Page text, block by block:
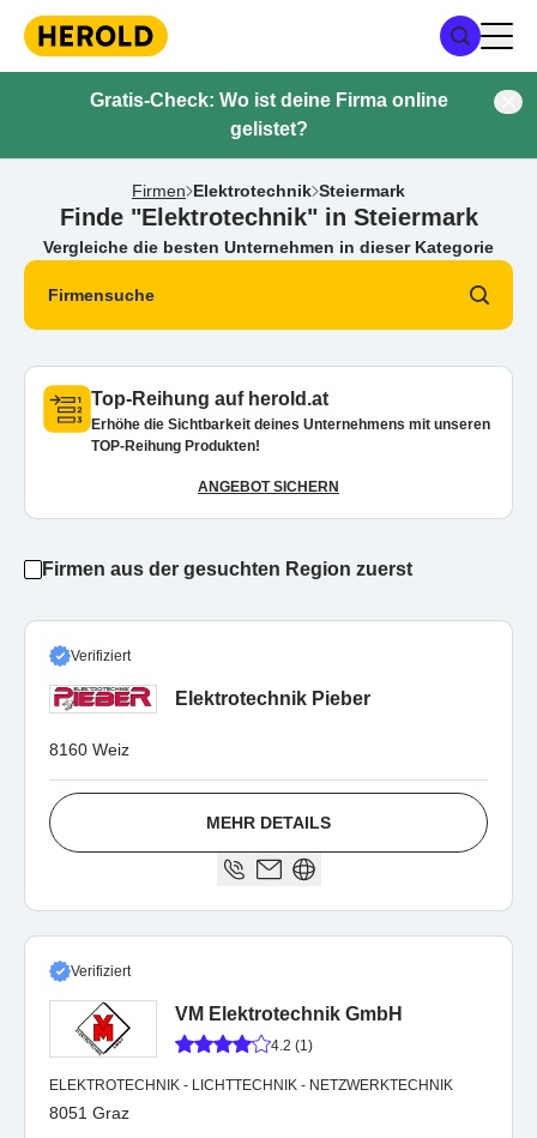
Gratis-Check: Wo ist deine Firma online
gelistet?
Firmen Elektrotechnik Steiermark
Finde "Elektrotechnik" in Steiermark
Vergleiche die besten Unternehmen in dieser Kategorie
Firmensuche
Top-Reihung auf herold.at
Erhöhe die Sichtbarkeit deines Unternehmens mit unseren
TOP-Reihung Produkten!
ANGEBOT SICHERN
Firmen aus der gesuchten Region zuerst
Verifiziert
Elektrotechnik Pieber
8160 Weiz
MEHR DETAILS
Verifiziert
VM Elektrotechnik GmbH
4.2 (1)
ELEKTROTECHNIK - LICHTTECHNIK - NETZWERKTECHNIK
8051 Graz